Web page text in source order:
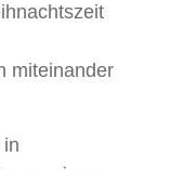
miteinander